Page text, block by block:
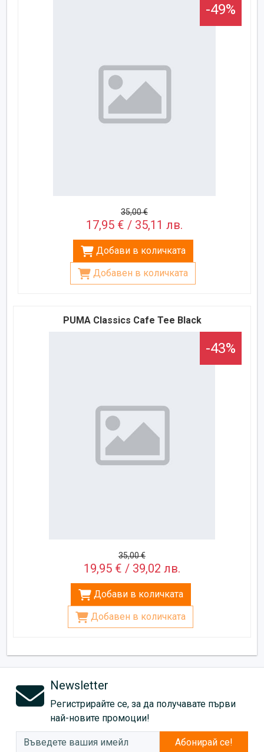
-49%
35,00 €
17,95 € / 35,11 лв.
Добави в количката
Добавен в количката
PUMA Classics Cafe Tee Black
-43%
35,00 €
19,95 € / 39,02 лв.
Добави в количката
Добавен в количката
Newsletter
Регистрирайте се, за да получавате първи
най-новите промоции!
Абонирай се!